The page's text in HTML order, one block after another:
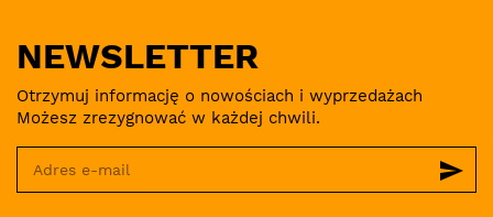
NEWSLETTER
Otrzymuj informację o nowościach i wyprzedażach
Możesz zrezygnować w każdej chwili.
send